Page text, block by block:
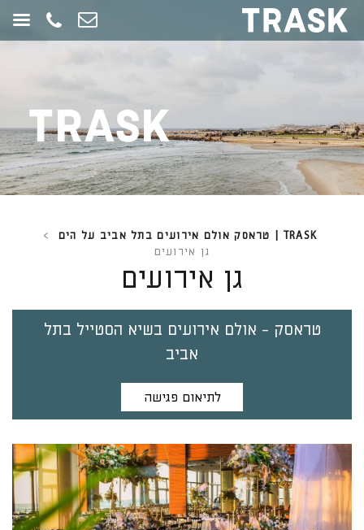
תחילתו
כדי
לעבור
לאזור
תוכן
TRASK | טראסק אולם אירועים בתל אביב על הים
>
גן אירועים
גן אירועים
טראסק - אולם אירועים בשיא הסטייל בתל
אביב
לתיאום פגישה